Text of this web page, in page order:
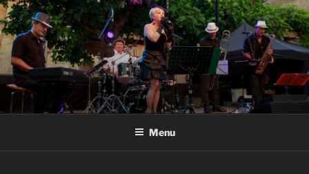
Aller
au
contenu
principal
GROUPE JAZZ HAUTE SAVOIE
Groupe Jazz 74 Thonon Douvaine Geneve Haute Savoie Annecy
Menu